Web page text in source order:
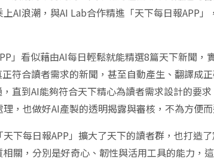
AI浪潮，與AI Lab合作精進「天下每日報APP
」看似藉由AI每日輕鬆就能精選8篇天下新聞
符合讀者需求的新聞，甚至自動產生、翻譯成
直到AI能夠符合天下精心為讀者需求設計的要
，也做好AI產製的透明揭露與審核，不為方便而
下每日報APP」擴大了天下的讀者群，也打造
關，分別是好奇心、韌性與活用工具的能力，